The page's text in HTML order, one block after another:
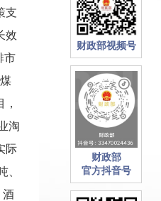
支
效
市
淘
际
、
酒
财政部视频号
财政部
官方抖音号